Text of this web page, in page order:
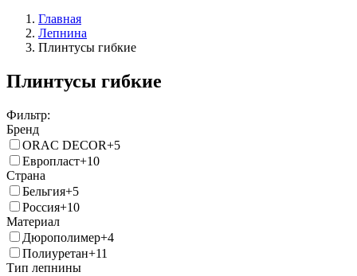
Главная
Лепнина
Плинтусы гибкие
Плинтусы гибкие
Фильтр:
Бренд
ORAC DECOR+5
Европласт+10
Страна
Бельгия+5
Россия+10
Материал
Дюрополимер+4
Полиуретан+11
Тип лепнины